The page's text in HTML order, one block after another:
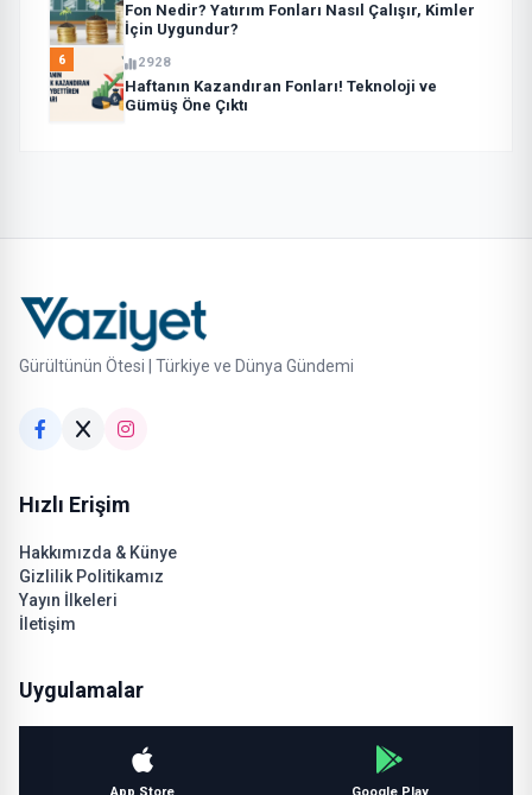
Fon Nedir? Yatırım Fonları Nasıl Çalışır, Kimler
İçin Uygundur?
6 2928
Haftanın Kazandıran Fonları! Teknoloji ve
Gümüş Öne Çıktı
Gürültünün Ötesi | Türkiye ve Dünya Gündemi
Hızlı Erişim
Hakkımızda & Künye
Gizlilik Politikamız
Yayın İlkeleri
İletişim
Uygulamalar